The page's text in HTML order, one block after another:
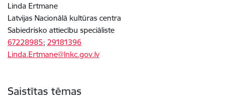
Linda Ertmane
Latvijas Nacionālā kultūras centra
Sabiedrisko attiecību speciāliste
67228985; 29181396
Linda.Ertmane@lnkc.gov.lv
Saistītas tēmas